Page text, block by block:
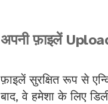
अपनी फ़ाइलें
फ़ाइलें सुरक्षित रूप से
बाद, वे हमेशा के लिए